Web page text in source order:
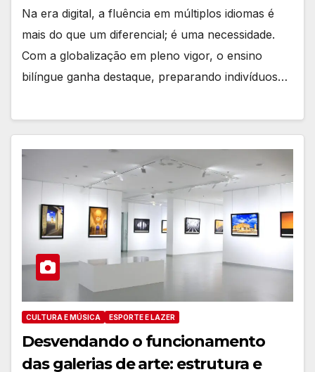
Na era digital, a fluência em múltiplos idiomas é
mais do que um diferencial; é uma necessidade.
Com a globalização em pleno vigor, o ensino
bilíngue ganha destaque, preparando indivíduos…
CULTURA E MÚSICA ESPORTE E LAZER
Desvendando o funcionamento
das galerias de arte: estrutura e